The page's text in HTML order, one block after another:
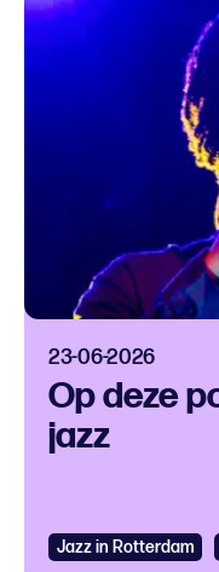
23-06-2026
Op deze
jazz
Jazz in Rotterdam
Bekijken